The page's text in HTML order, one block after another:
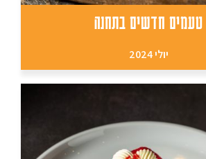
טעמים חדשים בתחנה
יולי 2024